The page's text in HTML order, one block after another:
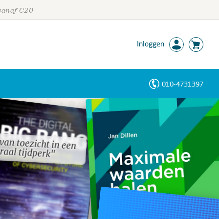
€20
Inloggen
010-4731397
toezicht in een
tijdperk"
toezicht in een
tijdperk"
Personen
Trefwoorden